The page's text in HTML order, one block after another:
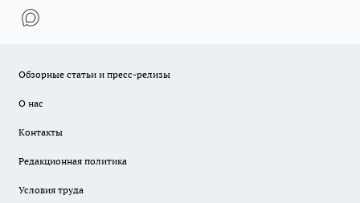
Обзорные статьи и пресс-релизы
О нас
Контакты
Редакционная политика
Условия труда